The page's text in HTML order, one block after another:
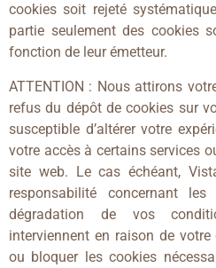
cookies soit rejeté
partie seulement des cookies
fonction de leur émetteur.
ATTENTION : Nous attirons
refus du dépôt de cookies sur
susceptible d’altérer votre
votre accès à certains services
site web. Le cas échéant,
responsabilité concernant
dégradation de vos
interviennent en raison de
ou bloquer les cookies